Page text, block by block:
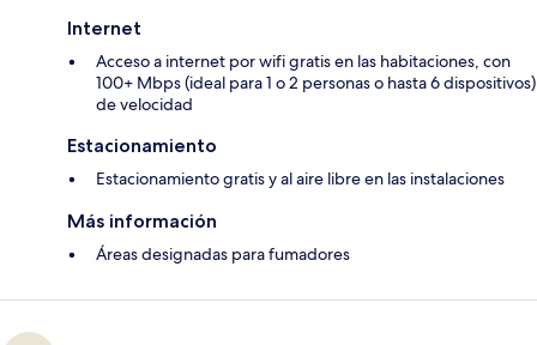
Internet
Acceso a internet por wifi gratis en las habitaciones, con
100+ Mbps (ideal para 1 o 2 personas o hasta 6 dispositivos)
de velocidad
Estacionamiento
Estacionamiento gratis y al aire libre en las instalaciones
Más información
Áreas designadas para fumadores